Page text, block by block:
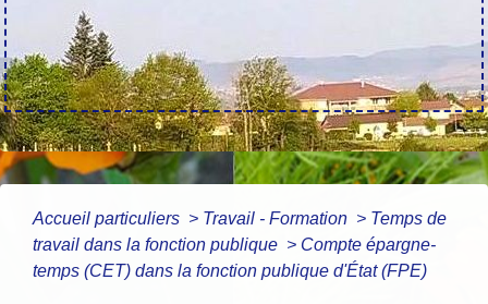
Accueil particuliers > Travail - Formation > Temps de
travail dans la fonction publique > Compte épargne-
temps (CET) dans la fonction publique d'État (FPE)